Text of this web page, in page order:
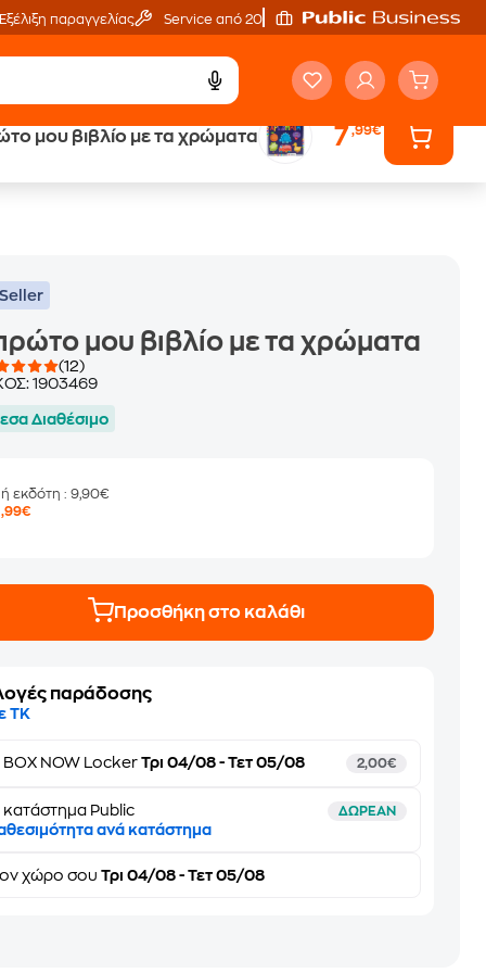
Εξέλιξη παραγγελίας Service από 20'
μου βιβλίο με τα χρώματα 7,99€
Έλα στον κόσμο
μου βιβλίο με τα χρώματα
(12)
1903469
Διαθέσιμο
εκδότη: 9,90€
,99€
Προσθήκη στο καλάθι
παράδοσης
ΤΚ
BOX NOW Locker Τρι 04/08 - Τετ 05/08 2,00€
κατάστημα Public ΔΩΡΕΑΝ
ανά κατάστημα
χώρο σου Τρι 04/08 - Τετ 05/08